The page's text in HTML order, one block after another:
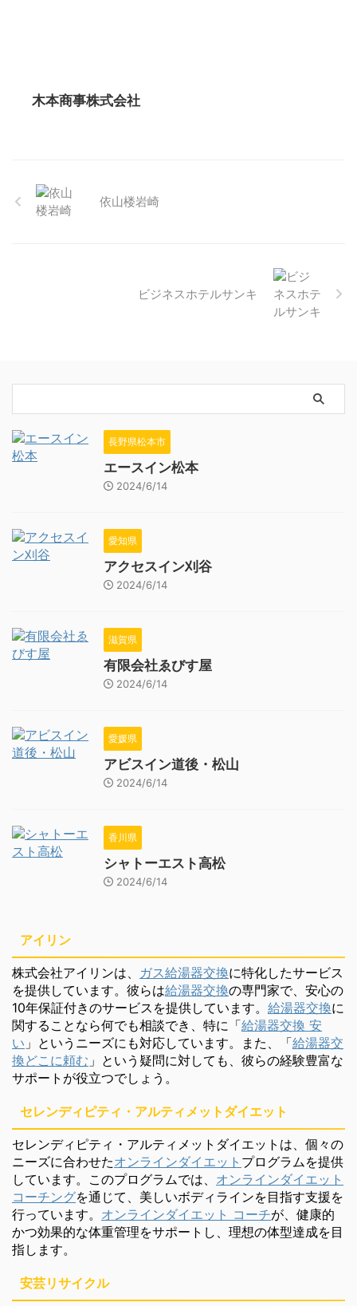
木本商事株式会社
依山楼岩崎
ビジネスホテルサンキ
長野県松本市
エースイン松本
2024/6/14
愛知県
アクセスイン刈谷
2024/6/14
滋賀県
有限会社ゑびす屋
2024/6/14
愛媛県
アビスイン道後・松山
2024/6/14
香川県
シャトーエスト高松
2024/6/14
アイリン
株式会社アイリンは、 ガス給湯器交換に特化したサービス
を提供しています。彼らは給湯器交換の専門家で、安心の
10年保証付きのサービスを提供しています。 給湯器交換に
関することなら何でも相談でき、特に「給湯器交換 安
い 」というニーズにも対応しています。また、「給湯器交
換どこに頼む 」という疑問に対しても、彼らの経験豊富な
サポートが役立つでしょう。
セレンディピティ・アルティメットダイエット
セレンディピティ・アルティメットダイエットは、個々の
ニーズに合わせたオンラインダイエット プログラムを提供
しています。このプログラムでは、 オンラインダイエット
コーチングを通じて、美しいボディラインを目指す支援を
行っています。 オンラインダイエット コーチが、健康的
かつ効果的な体重管理をサポートし、理想の体型達成を目
指します。
安芸リサイクル